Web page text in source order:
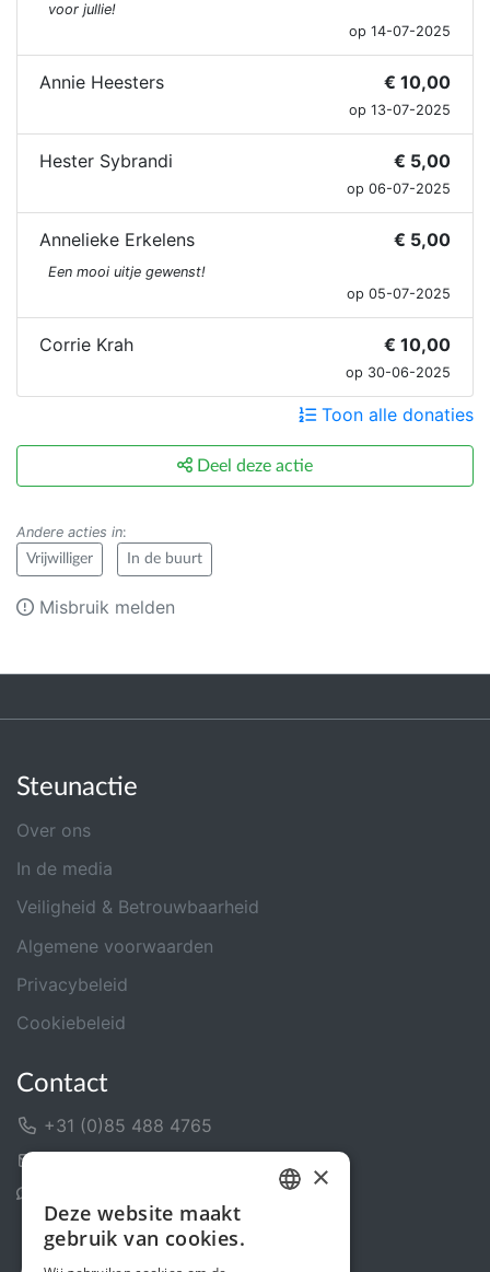
voor jullie!
op 14-07-2025
Annie Heesters € 10,00
op 13-07-2025
Hester Sybrandi € 5,00
op 06-07-2025
Annelieke Erkelens € 5,00
Een mooi uitje gewenst!
op 05-07-2025
Corrie Krah € 10,00
op 30-06-2025
Toon alle donaties
Deel deze actie
Andere acties in:
Vrijwilliger In de buurt
Misbruik melden
Steunactie
Over ons
In de media
Veiligheid & Betrouwbaarheid
Algemene voorwaarden
Privacybeleid
Cookiebeleid
Contact
+31 (0)85 488 4765
×
Deze website maakt
gebruik van cookies.